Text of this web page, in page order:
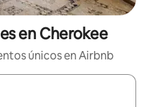
en Cherokee
únicos en Airbnb
navega con las